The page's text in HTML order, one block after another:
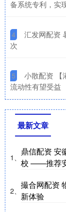
备系统专利，实
4
汇发网配资
次
5
小散配资 【
流动性有望受益
最新文章
1、
鼎信配资 安
校 ——推荐
2、
撮合网配资
新体验